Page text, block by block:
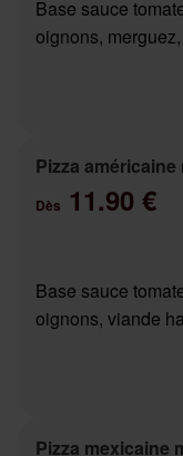
Base sauce
oignons,
Pizza américaine
Dès 11.90 €
Base sauce
oignons, viande
Pizza mexicaine